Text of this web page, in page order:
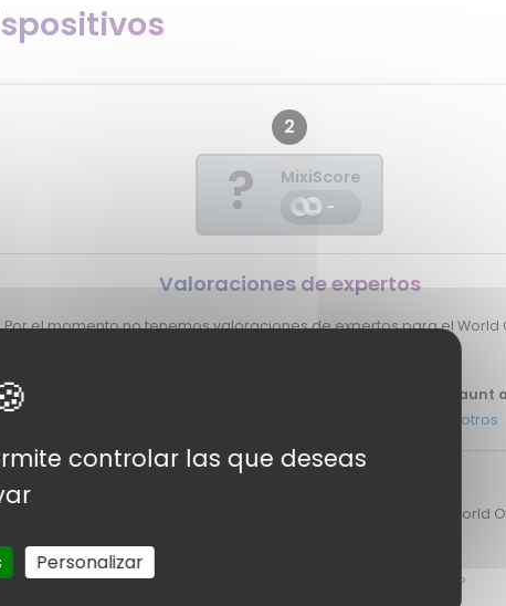
2
?
MixiScore
-
Valoraciones de expertos
Por el momento no tenemos valoraciones de expertos para el World
¿Eres experto y quieres que tu review del World Of Play Go Flaunt
contacto con nosotros
Valoraciones de usuarios
Por el momento no existen valoraciones de usuarios para el World
¿Quieres opinar sobre el World Of Play Go Flaunt?
controlar las que deseas
Personalizar